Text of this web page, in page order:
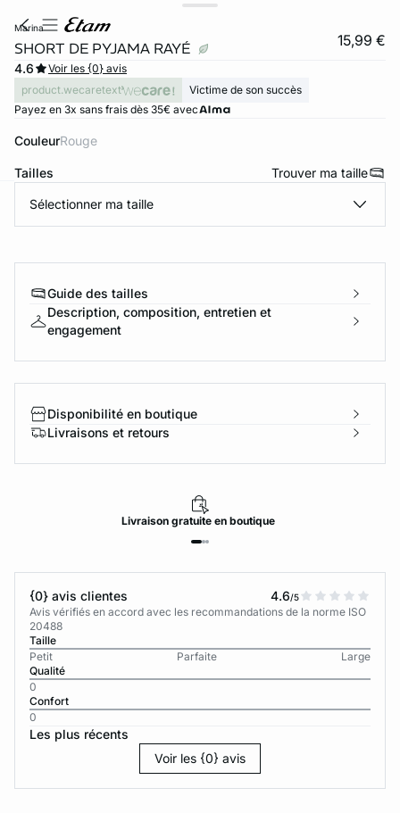
marina
SHORT DE PYJAMA RAYÉ 15,99 €
4.6
Voir les {0} avis
product.wecaretext
Victime de son succès
Payez en 3x sans frais dès 35€ avec
Couleur rouge
Tailles Trouver ma taille
Sélectionner ma taille
Guide des tailles
Description, composition, entretien et
engagement
Disponibilité en boutique
Livraisons et retours
Livraisongratuiteen boutique
{0} avis clientes 4.6/5
Avis vérifiés en accord avec les recommandations de la norme ISO
20488
Taille
Petit
Parfaite
Large
Qualité
0
Confort
0
Les plus récents
Voir les {0} avis